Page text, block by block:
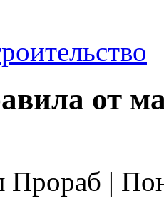
от
Прораб |